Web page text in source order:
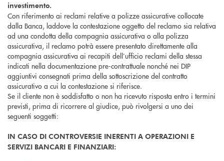
investimento.
Con riferimento ai reclami relative a polizze assicurative collocate
dalla Banca, laddove la contestazione oggetto del reclamo sia relativa
ad una condotta della compagnia assicurativa o alla polizza
assicurativa, il reclamo potrà essere presentato direttamente alla
compagnia assicurativa ai recapiti dell’ufficio reclami della stessa
indicati nella documentazione pre-contrattuale nonché nei DIP
aggiuntivi consegnati prima della sottoscrizione del contratto
assicurativo a cui la contestazione si riferisce.
Se il cliente non è soddisfatto o non ha ricevuto risposta entro i termini
previsti, prima di ricorrere al giudice, può rivolgersi a uno dei
seguenti soggetti:
IN CASO DI CONTROVERSIE INERENTI A OPERAZIONI E
SERVIZI BANCARI E FINANZIARI: